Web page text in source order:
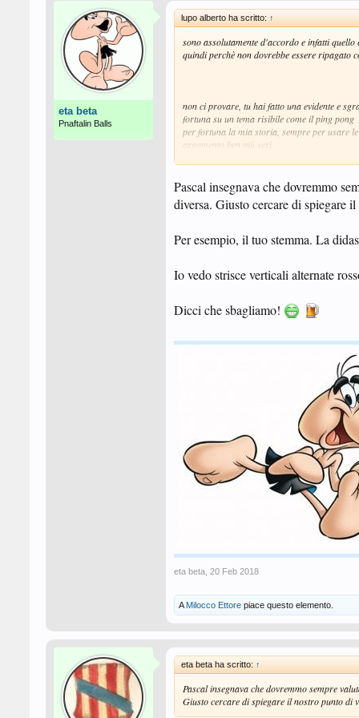
eta beta
Pnaftalin Balls
lupo alberto ha scritto: ↑
sono assolutamente d'accordo e infatti
quindi perchè non dovrebbe essere ripagato
non ci provare, tu hai fatto una evidente e
fortuna su un tema risibile come il ping pong
per fortunala mia storia, sempre per usare
argomento ben più seri.
Pascal insegnava che dovremmo
diversa. Giusto cercare di spiegare
Per esempio, il tuo stemma. La
Io vedo strisce verticali alternate
Dicci che sbagliamo!
eta beta 20 Feb 2018
A Milocco Ettore piace questo elemento.
eta beta ha scritto: ↑
Pascal insegnava che dovremmo sempre
Giusto cercare di spiegare il nostro punto di